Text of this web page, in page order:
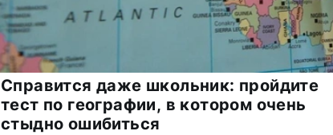
Справится даже школьник: пройдите
тест по географии, в котором очень
стыдно ошибиться